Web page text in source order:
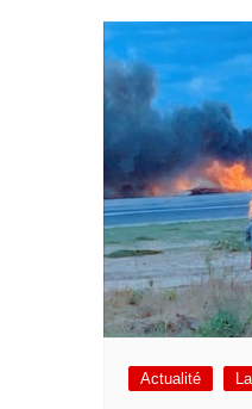
Actualité